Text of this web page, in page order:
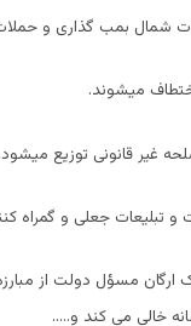
شمال بمب گذاری و حملات
میشوند.
غیر قانونی توزیع میشود.
و تبلیعات جعلی و
مسؤل دولت از
خالی می کند و…..